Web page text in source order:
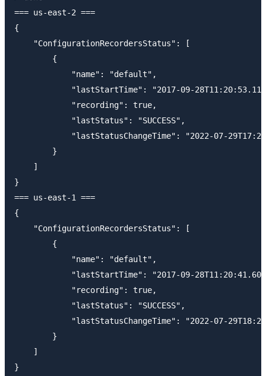
=== us-east-2 ===
{
    "ConfigurationRecordersStatus": [
        {
            "name": "default",
"lastStartTime": "2017-09-
            "recording": true,
            "lastStatus": "SUCCESS",
"lastStatusChangeTime": "2022-07-
        }
    ]
}
=== us-east-1 ===
{
    "ConfigurationRecordersStatus": [
        {
            "name": "default",
"lastStartTime": "2017-09-
            "recording": true,
            "lastStatus": "SUCCESS",
"lastStatusChangeTime": "2022-07-
        }
    ]
}